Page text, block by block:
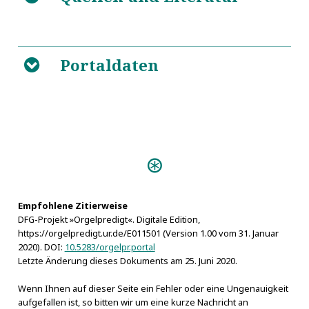
migrationibus gentis, & recitationem praecipuorum
Ludovici Hungariae & Bohemiae regis acciderunt
https://www.deutsche-
B Portaldaten
Organolustria Evangelico-
Empfohlene Zitierweise
DFG-Projekt »Orgelpredigt«. Digitale Edition,
https://orgelpredigt.ur.de/E011501 (Version 1.00 vom 31. Januar
2020). DOI: 10.5283/orgelpr.portal
Letzte Änderung dieses Dokuments am 25. Juni 2020.
Wenn Ihnen auf dieser Seite ein Fehler oder eine Ungenauigkeit
aufgefallen ist, so bitten wir um eine kurze Nachricht an